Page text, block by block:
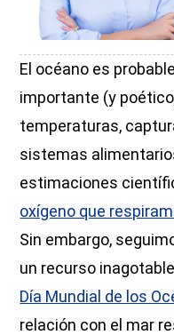
El océano es
importante (y
temperaturas,
sistemas
estimaciones
oxígeno que
Sin embargo,
un recurso
Día Mundial de los
relación con el mar